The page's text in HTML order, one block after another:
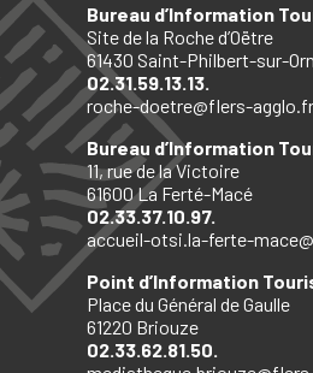
Bureau d’Information
Site de la Roche d’Oëtre
61430 Saint-Philbert-sur-
02.31.59.13.13.
roche-doetre@flers-agglo.fr
Bureau d’Information
11, rue de la Victoire
61600 La Ferté-Macé
02.33.37.10.97.
accueil-otsi.la-ferte-
Point d’Information
Place du Général de Gaulle
61220 Briouze
02.33.62.81.50.